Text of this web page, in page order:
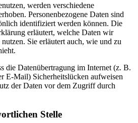
werden verschiedene
Personenbezogene Daten sind
identifiziert werden können. Die
erläutert, welche Daten wir
Sie erläutert auch, wie und zu
die Datenübertragung im Internet (z. B.
E-Mail) Sicherheitslücken aufweisen
der Daten vor dem Zugriff durch
Stelle